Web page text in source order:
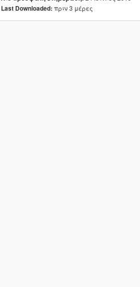
Last Downloaded: πριν 3 μέρες